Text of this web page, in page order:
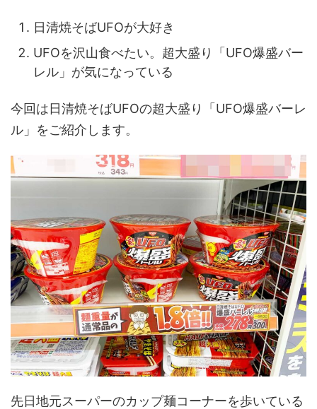
日清焼そばUFOが大好き
UFOを沢山食べたい。超大盛り「UFO爆盛バー
レル」が気になっている
今回は日清焼そばUFOの超大盛り「UFO爆盛バーレ
ル」をご紹介します。
先日地元スーパーのカップ麺コーナーを歩いている